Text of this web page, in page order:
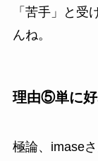
「苦手」と受
んね。
理由⑤単に
極論、imase